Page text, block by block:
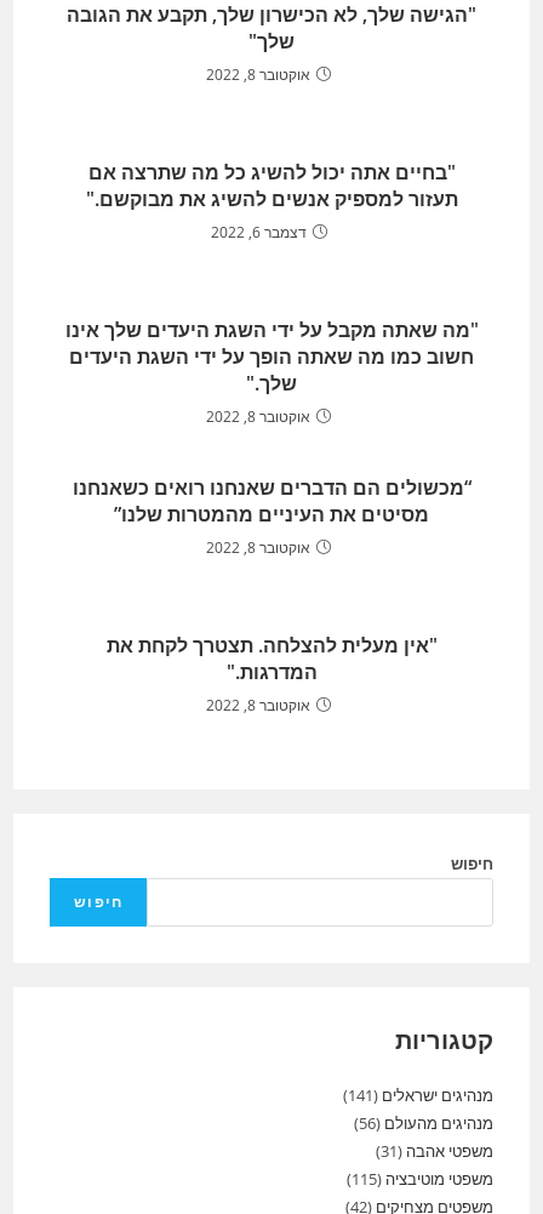
"הגישה שלך, לא הכישרון שלך, תקבע את הגובה
שלך"
אוקטובר 8, 2022
"בחיים אתה יכול להשיג כל מה שתרצה אם
תעזור למספיק אנשים להשיג את מבוקשם."
דצמבר 6, 2022
"מה שאתה מקבל על ידי השגת היעדים שלך אינו
חשוב כמו מה שאתה הופך על ידי השגת היעדים
שלך."
אוקטובר 8, 2022
“מכשולים הם הדברים שאנחנו רואים כשאנחנו
מסיטים את העיניים מהמטרות שלנו”
אוקטובר 8, 2022
"אין מעלית להצלחה. תצטרך לקחת את
המדרגות."
אוקטובר 8, 2022
חיפוש
חיפוש
קטגוריות
מנהיגים ישראלים (141)
מנהיגים מהעולם (56)
משפטי אהבה (31)
משפטי מוטיבציה (115)
משפטים מצחיקים (42)